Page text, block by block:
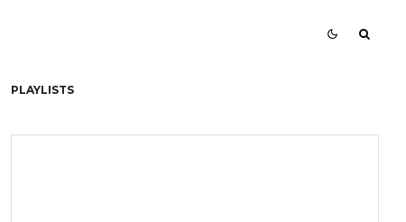
PLAYLISTS